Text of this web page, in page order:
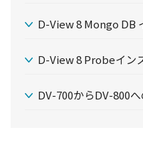
D-View 8 Mongo DB
D-View 8 Probeイン
DV-700からDV-800